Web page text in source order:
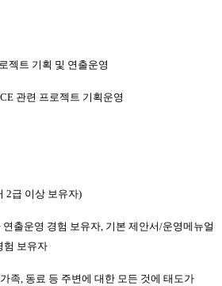
젝트 기획 및 연출운영
관련 프로젝트 기획운영
2급 이상 보유자)
출운영 경험 보유자, 기본 제안서/운영메뉴얼
험 보유자
족, 동료 등 주변에 대한 모든 것에 태도가